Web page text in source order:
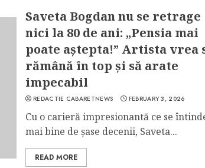
Saveta Bogdan nu se retrage
nici la 80 de ani: „Pensia mai
poate aștepta!” Artista vrea
rămână în top și să arate
impecabil
REDACTIE CABARETNEWS FEBRUARY 3, 2026
Cu o carieră impresionantă ce se
mai bine de șase decenii, Saveta...
READ MORE